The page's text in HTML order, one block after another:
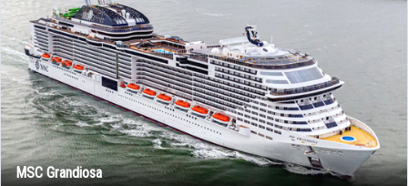
MSC Grandiosa